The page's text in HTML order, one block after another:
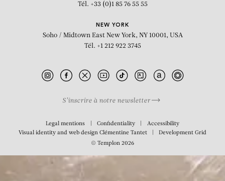
Carl Andre: Magnesium-Alu. Dipole
Tél. +33 (0)1 85 76 55 55
NEW YORK
Soho / Midtown East New York, NY 10001, USA
Tél. +1 212 922 3745
S’inscrire à notre newsletter
Legal mentions Confidentiality
Accessibility
Visual identity and web design Clémentine Tantet DevelopmentGrid
© Templon 2026